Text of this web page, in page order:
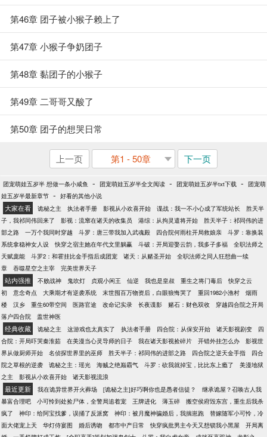
第46章 团子被小猴子赖上了
第47章 小猴子争奶团子
第48章 黏团子的小猴子
第49章 二哥哥又酸了
第50章 团子的想哭日常
上一页 第1 - 50章 下一页
团宠萌娃五岁半 想做一条小咸鱼 - 团宠萌娃五岁半全文阅读 - 团宠萌娃五岁半txt下载 - 团宠萌
娃五岁半最新章节 - 好看的其他小说
大家在看 诡秘之主 执法者手册 影视从小欢喜开始 谍战：我一不小心成了军统站长
胜天半
子，我祁同伟回来了
影视：流窜在诸天的收集员 港综：从拘灵遣将开始
胜天半子：祁同伟的进
部之路
一万个我同时穿越 斗罗：唐三带我加入武魂殿 四合院何雨柱开局救娘亲
斗罗：靠换装
系统拿稳神女人设
快穿之宿主她在年代文里躺赢 斗破：开局迎娶云韵，我多子多福
全职法师之
天赋庞能
斗罗2：和霍挂比金手指后成团宠 诸天：从赌圣开始
全职法师之同人狂想曲一续
章
吞噬星空之主宰 完美世界天子
站内强推 不败战神 鬼吹灯 贞观小闲王 仙逆 我也是皇叔 重生之将门毒后
快穿之云
初
意念奇点 大乘期才有逆袭系统 末世囤百万物资后，白眼狼悔哭了 重回1982小渔村
烟雨
楼
汉乡 重生60带空间 医路官途 改命记实录 长夜谍影 赌石：财色双收
穿越四合院之开局
落户四合院
盖世神医
经典收藏 诡秘之主 这游戏也太真实了 执法者手册 四合院：从保安开始 诸天影视剧变
四
合院：开局吓哭秦淮茹
在美漫当心灵导师的日子 我在诸天影视捡碎片 开错外挂怎么办
影视世
界从做厨师开始
名侦探世界里的巫师 胜天半子：祁同伟的进部之路 四合院之逆天金手指
四合
院之草根的逆袭
诡秘之主：瑶光 海贼之绝巅霸气 斗罗：砍我就掉宝，比比东上瘾了
美漫地狱
之主
影视从小欢喜开始 诸天影视流浪
最近更新 我在诡异世界开火葬场 [诡秘之主]好巧啊你也是愚者信徒？
继承诡屋？召唤古人我
暴富合理吧
小可怜到处捡尸体，全警局追着宠 王牌进化 薄玉碎
搬空侯府毁东宫，重生后我杀
疯了
神印：给阿宝找爹，误捅了反派窝 神印：被月魔神骗婚后，我揣崽跑
替嫁随军小可怜，冷
面大佬宠上天
华灯侍宴图 婚后诱吻 都市中产日常 快穿疯批男主今天又想锁我小黑屋
开局离